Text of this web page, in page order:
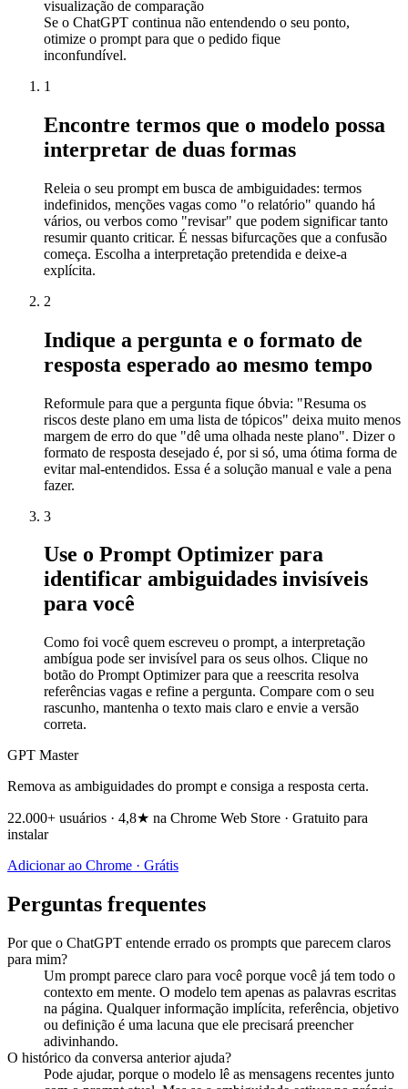
visualização de comparação
Se o ChatGPT continua não entendendo o seu ponto,
otimize o prompt para que o pedido fique
inconfundível.
1
Encontre termos que o modelo possa
interpretar de duas formas
Releia o seu prompt em busca de ambiguidades: termos
indefinidos, menções vagas como "o relatório" quando há
vários, ou verbos como "revisar" que podem significar tanto
resumir quanto criticar. É nessas bifurcações que a confusão
começa. Escolha a interpretação pretendida e deixe-a
explícita.
2
Indique a pergunta e o formato de
resposta esperado ao mesmo tempo
Reformule para que a pergunta fique óbvia: "Resuma os
riscos deste plano em uma lista de tópicos" deixa muito menos
margem de erro do que "dê uma olhada neste plano". Dizer o
formato de resposta desejado é, por si só, uma ótima forma de
evitar mal-entendidos. Essa é a solução manual e vale a pena
fazer.
3
Use o Prompt Optimizer para
identificar ambiguidades invisíveis
para você
Como foi você quem escreveu o prompt, a interpretação
ambígua pode ser invisível para os seus olhos. Clique no
botão do Prompt Optimizer para que a reescrita resolva
referências vagas e refine a pergunta. Compare com o seu
rascunho, mantenha o texto mais claro e envie a versão
correta.
GPT Master
Remova as ambiguidades do prompt e consiga a resposta certa.
22.000+ usuários · 4,8★ na Chrome Web Store · Gratuito para
instalar
Adicionar ao Chrome · Grátis
Perguntas frequentes
Por que o ChatGPT entende errado os prompts que parecem claros
para mim?
Um prompt parece claro para você porque você já tem todo o
contexto em mente. O modelo tem apenas as palavras escritas
na página. Qualquer informação implícita, referência, objetivo
ou definição é uma lacuna que ele precisará preencher
adivinhando.
O histórico da conversa anterior ajuda?
Pode ajudar, porque o modelo lê as mensagens recentes junto